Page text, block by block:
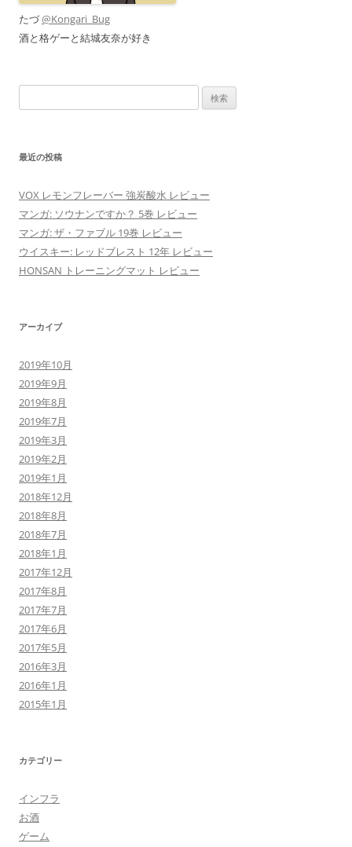
たづ@Kongari_Bug
酒と格ゲーと結城友奈が好き
索:
最近の投稿
VOX レモンフレーバー 強炭酸水 レビュー
マンガ: ソウナンですか？ 5巻 レビュー
マンガ: ザ・ファブル 19巻 レビュー
ウイスキー: レッドブレスト 12年 レビュー
HONSAN トレーニングマット レビュー
アーカイブ
2019年10月
2019年9月
2019年8月
2019年7月
2019年3月
2019年2月
2019年1月
2018年12月
2018年8月
2018年7月
2018年1月
2017年12月
2017年8月
2017年7月
2017年6月
2017年5月
2016年3月
2016年1月
2015年1月
カテゴリー
インフラ
お酒
ゲーム